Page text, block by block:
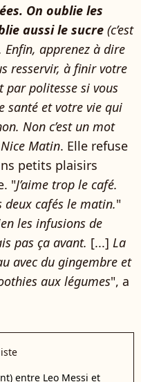
On oublie les
aussi le sucre (c’est
apprenez à dire
resservir, à finir votre
par politesse si vous
santé et votre vie qui
Non c’est un mot
Nice Matin. Elle refuse
petits plaisirs
"J’aime trop le café.
deux cafés le matin."
les infusions de
pas ça avant. [...] La
avec du gingembre et
aux légumes", a
entre Leo Messi et